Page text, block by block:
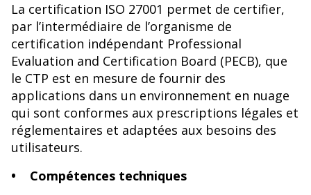
La certification ISO 27001 permet de certifier,
par l’intermédiaire de l’organisme de
certification indépendant Professional
Evaluation and Certification Board (PECB), que
le CTP est en mesure de fournir des
applications dans un environnement en nuage
qui sont conformes aux prescriptions légales et
réglementaires et adaptées aux besoins des
utilisateurs.
• Compétences techniques